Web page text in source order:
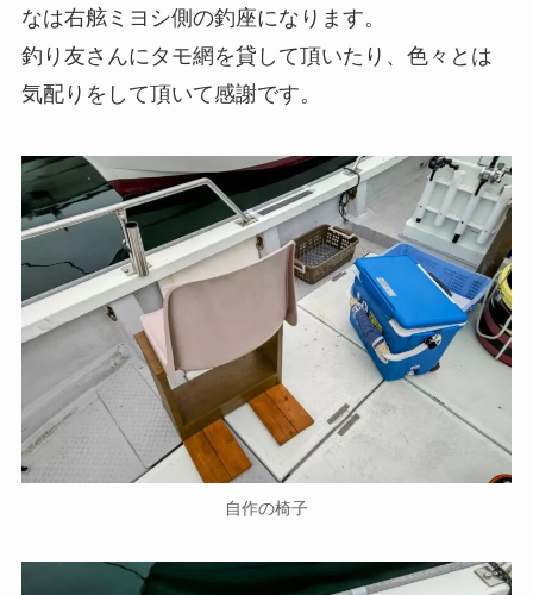
なは右舷ミヨシ側の釣座になります。
釣り友さんにタモ網を貸して頂いたり、色々とは
気配りをして頂いて感謝です。
自作の椅子